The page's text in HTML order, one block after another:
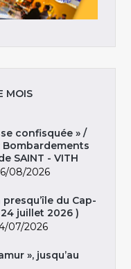
MOIS
confisquée » /
Bombardements
SAINT - VITH
08/2026
presqu’île du Cap-
juillet 2026 )
07/2026
», jusqu’au